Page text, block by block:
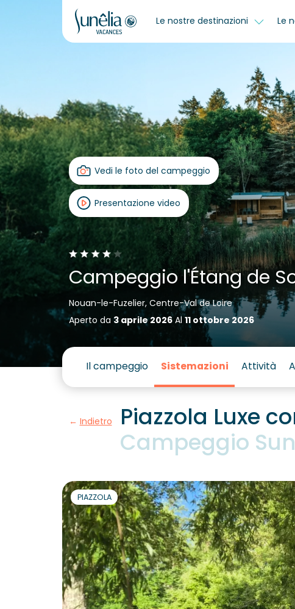
Le nostre destinazioni Le
Vedi le foto del campeggio
Presentazione video
Campeggio l'Étang de
Nouan-le-Fuzelier, Centre-Val de Loire
Aperto da 3 aprile 2026Al11 ottobre 2026
Il campeggio Sistemazioni Attività
Indietro
Piazzola Luxe
Campeggio
PIAZZOLA